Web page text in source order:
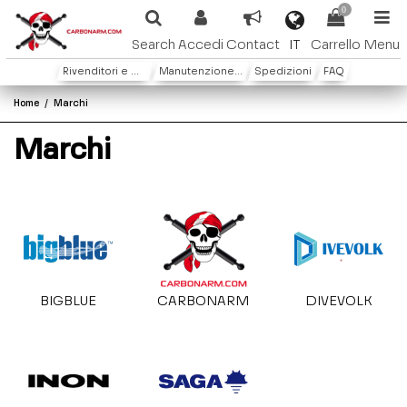
Search Accedi Contact IT
0
Carrello Menu
Rivenditori e Distributori Manutenzione e Garanzia Spedizioni FAQ
Home Marchi
Marchi
BIGBLUE CARBONARM DIVEVOLK